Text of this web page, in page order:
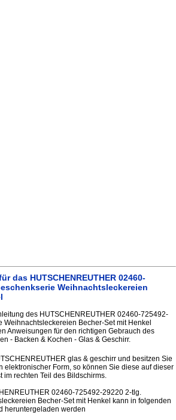
das HUTSCHENREUTHER 02460-
Weihnachtsleckereien
des HUTSCHENREUTHER 02460-725492-
Weihnachtsleckereien Becher-Set mit Henkel
Anweisungen für den richtigen Gebrauch des
- Backen & Kochen - Glas & Geschirr.
glas & geschirr und besitzen Sie
elektronischer Form, so können Sie diese auf dieser
im rechten Teil des Bildschirms.
02460-725492-29220 2-tlg.
Becher-Set mit Henkel kann in folgenden
heruntergeladen werden